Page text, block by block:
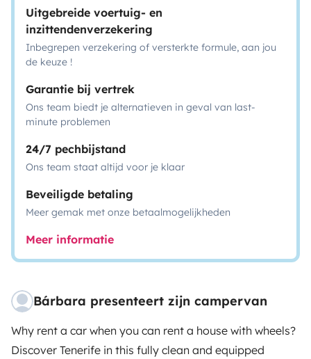
Uitgebreide voertuig- en
inzittendenverzekering
Inbegrepen verzekering of versterkte formule, aan jou
de keuze !
Garantie bij vertrek
Ons team biedt je alternatieven in geval van last-
minute problemen
24/7 pechbijstand
Ons team staat altijd voor je klaar
Beveiligde betaling
Meer gemak met onze betaalmogelijkheden
Meer informatie
Bárbara presenteert zijn campervan
Why rent a car when you can rent a house with wheels?
Discover Tenerife in this fully clean and equipped